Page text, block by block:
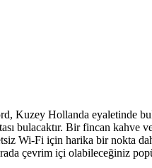
Kuzey Hollanda eyaletinde
bulacaktır. Bir fincan kahve
Wi-Fi için harika bir nokta
çevrim içi olabileceğiniz